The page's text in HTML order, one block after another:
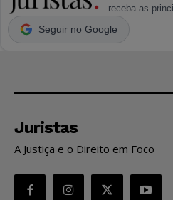
receba as
Seguir no Google
Juristas
A Justiça e o Direito em Foco